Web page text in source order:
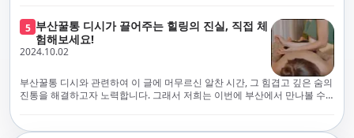
험을 제공해요. 준비하신 모든 것에 놀랄 준비를 하세요. 부경샵은 오랜 시간
동안 지역에서 최고의 출장업체가 되겠다는 하나의 신념으로 노력해 왔어
요.부경샵의 전통적인 서비스로, 단 한 순간도 낭비하지 않고 쌓인 피로를 풀
어드릴 거예요. 비가 오든 눈이 오든, 어디에 계시든 부경샵이 찾아가 도와드
릴게요. 부경샵의 서비스는 부산의 모든 곳, 집이든 모텔이든 호텔이든 오피
스텔이든 아파트든, 여러분을 위해 준비되어 있어요.부경샵 지역에서 가장
멀리까지 다니며, 편리함을 최우선으로 생각해요. 빠르고 효율적인 운영 시
게 조절되어, 진정한 에너지 회복을 경험하실 수 있어요.부경샵은 부산에서
적인 피해가 발생하지 않도록 지속적으로 노력하고 있습니다. 부경샵을 사
칭하여 선불 결제를 요구하는 마사지 서비스에 대해서는 각별한 주의가 필
요합니다. '부경샵'은 관리사의 도착 이후에 결제가 이루어지는 후불제를
기본 원칙으로 하는 부산 일본인 홈케어 전문 업체입니다. 이 운영 방식은 고
객님의 신뢰를 최우선으로 여기며, 모든 코스에서 100% 후불제를 시행하고
있습니다. 왜 부경샵이 부산에서 특별한지, 그 이유를 알려드리겠습니다.
여기서는 단순한 부산 일본인 홈케어 서비스를 넘어서, 비교 불가한 경험을
러분을 기다리고 있으니, 준비되셨나요? 부경샵은 오랜 시간 동안 지역 최
장된 근육과 신경을 완화시켜 스트레스를 감소시킵니다. 발에는 다양한 신
경과 결절이 모여있어, 발마사지를 통해 이를 자극함으로써 정신적인 편안
함을 제공하는데 도움이 됩니다. 이는 스트레스 호르몬의 감소와 함께 심신
의 안정을 촉진합니다.면역 시스템 강화: 정기적인 발마사지는 면역 시스템
의 활동을 촉진하여 감염 및 질병에 대한 저항력을 향상시킬 수 있습니다. 마
사지는 림프순환을 촉진하고 세포 배출물을 제거함으로써 면역 시스템을 지
원합니다.숙면 유도: 발마사지는 긴장된 근육과 신경을 완화시켜 수면에 도
와 신체적, 정신적 피로를 효과적으로 완화합니다. 전문 마사지사의 숙련된
손길은 긴장된 근육을 이완시키고, 스트레스 호르몬 수치를 감소시켜 마음
의 안정을 가져다 줍니다. 이는 일상의 업무 효율성을 높이고, 전반적인 삶의
질을 향상시키는 데 기여합니다.근육 이완과 유연성 향상:꾸준한 출장마사
지는 근육의 긴장과 경직을 해소하고 유연성을 향상시킵니다. 이는 운동 성
능을 개선하고, 근골격계 문제 및 부상 예방에 도움이 됩니다. 또한, 규칙적
인 마사지는 자세 개선에도 긍정적인 영향을 미칩니다.혈액 순환 촉진과 신
촉진합니다. 이는 신진대사를 활성화하고, 독소 배출을 돕습니다. 결과적으
5 부산꿀통 디시가 끌어주는 힐링의 진실, 직접 체
험해보세요!
2024.10.02
부산꿀통 디시와 관련하여 이 글에 머무르신 알찬 시간, 그 힘겹고 깊은 숨의
진통을 해결하고자 노력합니다. 그래서 저희는 이번에 부산에서 만나볼 수
그 해결책을 찾는 것이 어려운 상황을 맞이하는 경우가 많습니다. 부산꿀통